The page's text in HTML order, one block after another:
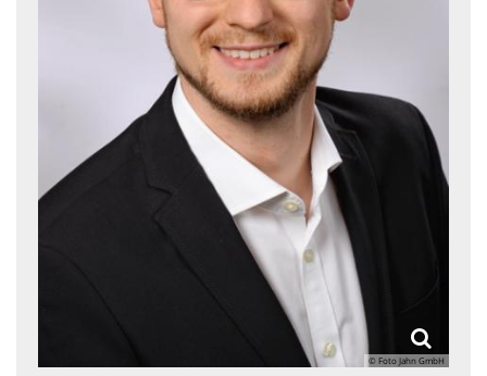
© Foto Jahn GmbH